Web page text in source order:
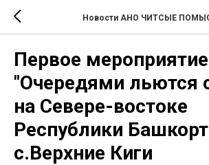
Новости АНО ЧИТСЫЕ
Первое
"Очередями льются
на Севере-востоке
Республики
с.Верхние Киги